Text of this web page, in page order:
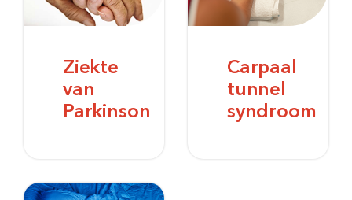
Ziekte
van
Parkinson
Carpaal
tunnel
syndroom